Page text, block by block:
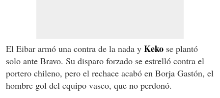
El Eibar armó una contra de la nada y Keko se plantó
solo ante Bravo. Su disparo forzado se estrelló contra el
portero chileno, pero el rechace acabó en Borja Gastón, el
hombre gol del equipo vasco, que no perdonó.